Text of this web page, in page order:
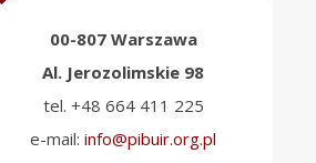
00-807 Warszawa
Al. Jerozolimskie 98
tel. +48 664 411 225
e-mail: info@pibuir.org.pl